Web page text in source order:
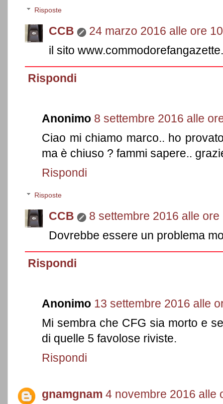
Risposte
CCB
24 marzo 2016 alle ore
il sito
Rispondi
Anonimo 8 settembre 2016 alle
Ciao mi chiamo marco.. ho
ma è chiuso ? fammi sapere..
Rispondi
Risposte
CCB
8 settembre 2016 alle ore
Dovrebbe essere un problema
Rispondi
Anonimo 13 settembre 2016 alle
Mi sembra che CFG sia morto e
di quelle 5 favolose riviste.
Rispondi
gnamgnam 4 novembre 2016 alle